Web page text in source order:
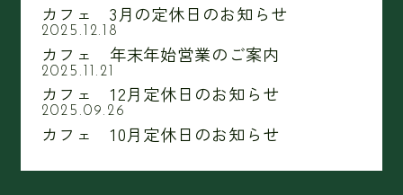
カフェ 3月の定休日のお知らせ
2025.12.18
カフェ 年末年始営業のご案内
2025.11.21
カフェ 12月定休日のお知らせ
2025.09.26
カフェ 10月定休日のお知らせ